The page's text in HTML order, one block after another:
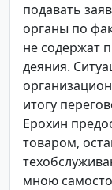
подавать
органы по
не содержат
деяния.
итогу
Ерохин
товаром,
мною